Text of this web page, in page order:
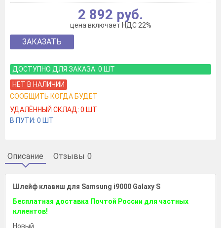
2 892 руб.
цена включает НДС 22%
ЗАКАЗАТЬ
ДОСТУПНО ДЛЯ ЗАКАЗА: 0 ШТ
НЕТ В НАЛИЧИИ
СООБЩИТЬ КОГДА БУДЕТ
УДАЛЁННЫЙ СКЛАД: 0 ШТ
В ПУТИ: 0 ШТ
Описание Отзывы 0
Шлейф клавиш для Samsung i9000 Galaxy S
Бесплатная доставка Почтой России для частных
клиентов!
Новый